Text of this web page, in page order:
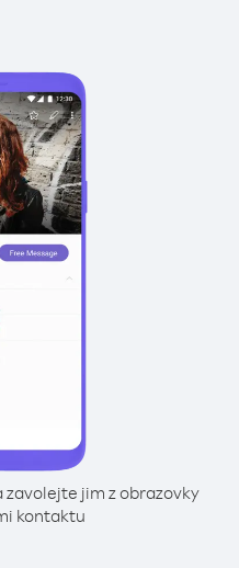
jim z obrazovky
kontaktu